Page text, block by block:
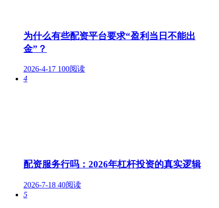
为什么有些配资平台要求“盈利当日不能出
金”？
2026-4-17 100阅读
4
配资服务行吗：2026年杠杆投资的真实逻辑
2026-7-18 40阅读
5